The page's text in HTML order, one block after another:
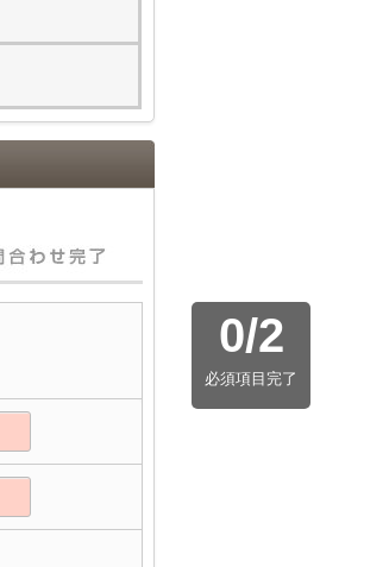
0/2
必須項目完了